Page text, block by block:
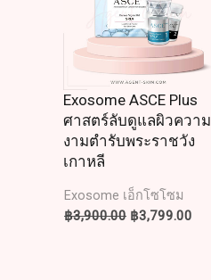
Exosome ASCE Plus
ศาสตร์ลับดูแลผิวความ
งามตำรับพระราชวัง
เกาหลี
Exosome เอ็กโซโซม
฿3,900.00 ฿3,799.00